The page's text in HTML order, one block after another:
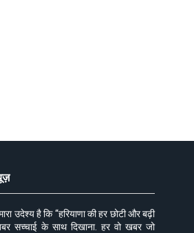
उदेश्य है कि “हरियाणा की हर छोटी और बढ़ी
सच्चाई के साथ दिखाना. हर वो खबर जो